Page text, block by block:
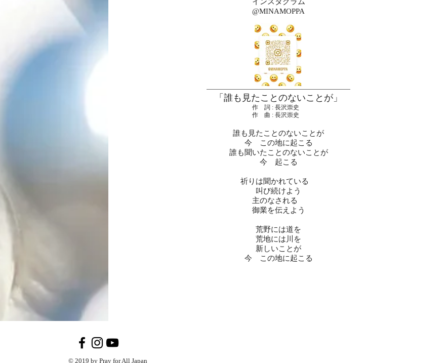
@MINAMOPPA
「誰も見たことのないことが」
作 詞 : 長沢崇史
作 曲 : 長沢崇史
誰も見たことのないことが
今 この地に起こる
誰も聞いたことのないことが
今 起こる
祈りは聞かれている
叫び続けよう
主のなされる
御業を伝えよう
荒野には道を
荒地には川を
新しいことが
今 この地に起こる
© 2019 by Pray for All Japan